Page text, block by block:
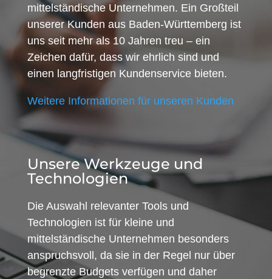
mittelständische Unternehmen. Ein Großteil
unserer Kunden aus Baden-Württemberg ist
uns seit mehr als 10 Jahren treu – ein
Zeichen dafür, dass wir ehrlich sind und
einen langfristigen Kundenservice bieten.
Weitere Informationen für unseren Kunden
Unsere Werkzeuge und
Technologien
Die Auswahl relevanter Tools und
Technologien ist für kleine und
mittelständische Unternehmen besonders
anspruchsvoll, da sie in der Regel nur über
begrenzte Budgets verfügen und daher